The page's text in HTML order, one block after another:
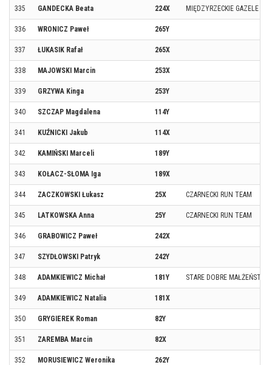
335 GANDECKA Beata 224X MIĘDZYRZECKIE GAZELE
336 WRONICZ Paweł 265Y
337 ŁUKASIK Rafał 265X
338 MAJOWSKI Marcin 253X
339 GRZYWA Kinga 253Y
340 SZCZAP Magdalena 114Y
341 KUŹNICKI Jakub 114X
342 KAMIŃSKI Marceli 189Y
343 KOŁACZ-SŁOMA Iga 189X
344 ZACZKOWSKI Łukasz 25X CZARNECKI RUN TEAM
345 LATKOWSKA Anna 25Y CZARNECKI RUN TEAM
346 GRABOWICZ Paweł 242X
347 SZYDŁOWSKI Patryk 242Y
348 ADAMKIEWICZ Michał 181Y STARE DOBRE MAŁŻEŃSTWO
349 ADAMKIEWICZ Natalia 181X
350 GRYGIEREK Roman 82Y
351 ZAREMBA Marcin 82X
352 MORUSIEWICZ Weronika 262Y